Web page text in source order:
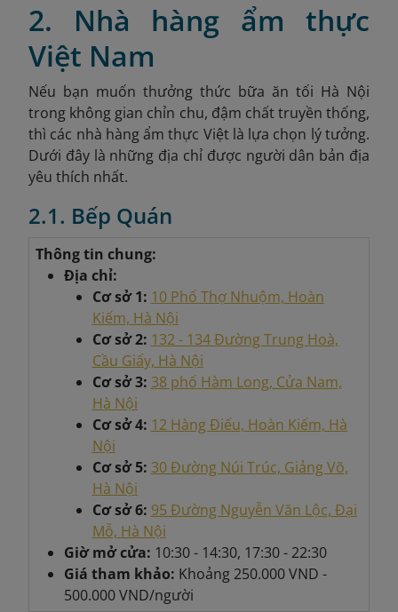
2. Nhà hàng ẩm thực
Việt Nam
Nếu bạn muốn thưởng thức bữa ăn tối Hà Nội
trong không gian chỉn chu, đậm chất truyền thống,
thì các nhà hàng ẩm thực Việt là lựa chọn lý tưởng.
Dưới đây là những địa chỉ được người dân bản địa
yêu thích nhất.
2.1. Bếp Quán
Thông tin chung:
Địa chỉ:
Cơ sở 1: 10 Phố Thợ Nhuộm, Hoàn
Kiếm, Hà Nội
Cơ sở 2: 132 - 134 Đường Trung Hoà,
Cầu Giấy, Hà Nội
Cơ sở 3: 38 phố Hàm Long, Cửa Nam,
Hà Nội
Cơ sở 4: 12 Hàng Điếu, Hoàn Kiếm, Hà
Nội
Cơ sở 5: 30 Đường Núi Trúc, Giảng Võ,
Hà Nội
Cơ sở 6: 95 Đường Nguyễn Văn Lộc, Đại
Mỗ, Hà Nội
Giờ mở cửa: 10:30 - 14:30, 17:30 - 22:30
Giá tham khảo: Khoảng 250.000 VND -
500.000 VND/người